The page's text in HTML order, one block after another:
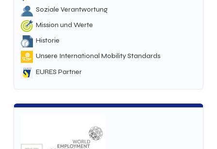
Soziale Verantwortung
Mission und Werte
Historie
Unsere International Mobility Standards
EURES Partner